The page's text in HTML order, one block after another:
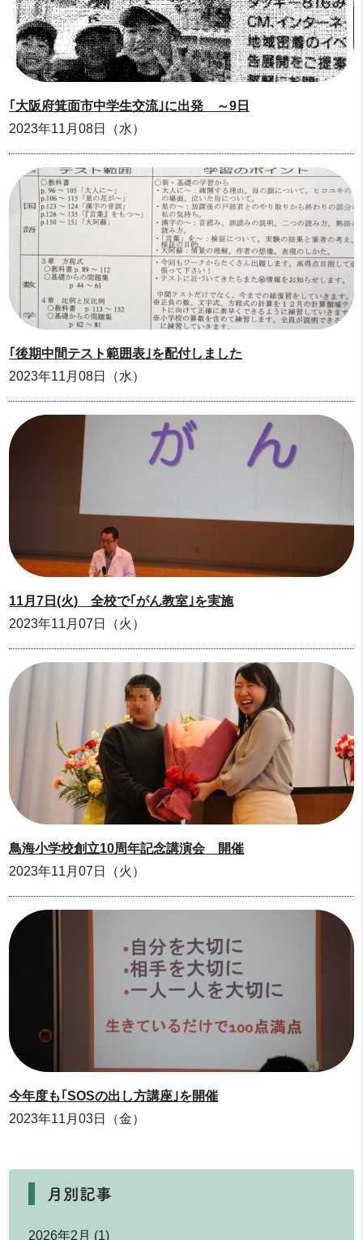
｢大阪府箕面市中学生交流｣に出発 ～9日
2023年11月08日（水）
｢後期中間テスト範囲表｣を配付しました
2023年11月08日（水）
11月7日(火) 全校で｢がん教室｣を実施
2023年11月07日（火）
鳥海小学校創立10周年記念講演会 開催
2023年11月07日（火）
今年度も｢SOSの出し方講座｣を開催
2023年11月03日（金）
月別記事
2026年2月 (1)